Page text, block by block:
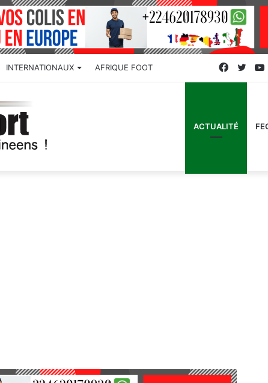
INTERNATIONAUX AFRIQUE FOOT Facebook
ACTUALITÉ